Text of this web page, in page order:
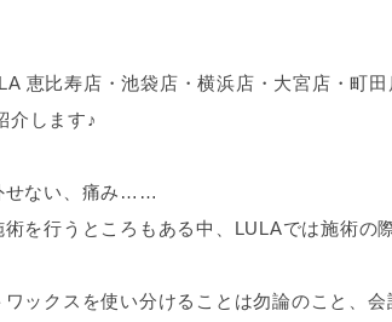
恵比寿店・池袋店・横浜店・大宮店・町
介します♪
せない、痛み……
を行うところもある中、LULAでは施術の
ックスを使い分けることは勿論のこと、